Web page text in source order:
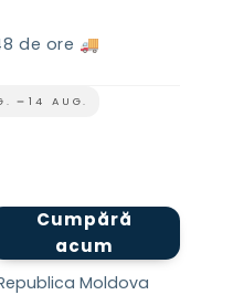
de ore 🚚
14 AUG.
Cumpără
acum
Moldova